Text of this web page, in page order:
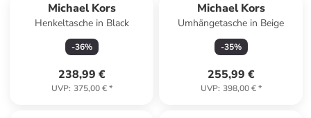
Michael Kors
Henkeltasche in Black
-36%
238,99 €
UVP: 375,00 €*
Michael Kors
Umhängetasche in Beige
-35%
255,99 €
UVP: 398,00 €*